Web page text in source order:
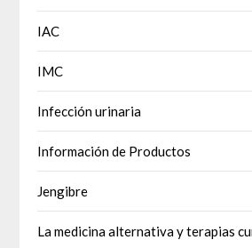
IAC
IMC
Infección urinaria
Información de Productos
Jengibre
La medicina alternativa y terapias